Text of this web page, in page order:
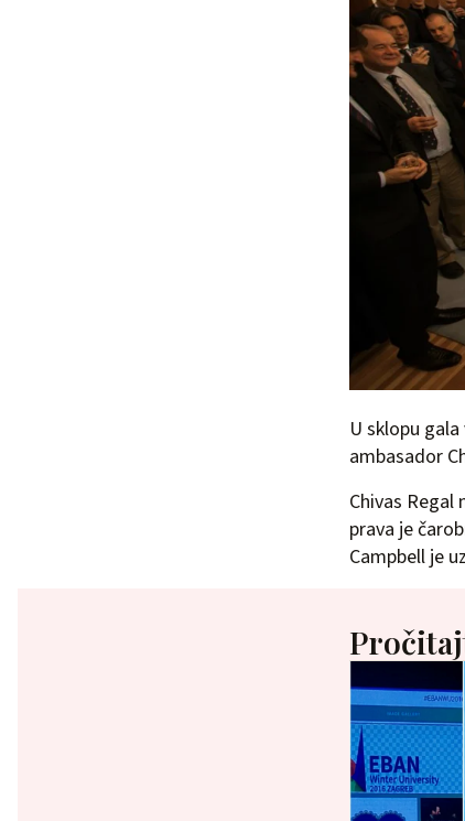
U sklopu
ambasador
Chivas
prava je
Campbell je